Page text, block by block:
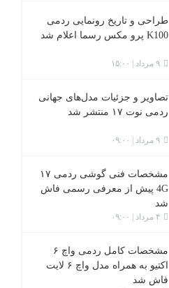
طراحی و تاریخ رونمایی ردمی
K100 پرو مکس رسما اعلام شد
۹ مرداد | ۱۵:۰۰
تصاویر و جزئیات مدل‌های جهانی
ردمی نوت ۱۷ منتشر شد
۹ مرداد | ۰۹:۰۰
مشخصات فنی گوشی ردمی ۱۷
4G پیش از معرفی رسمی فاش
شد
۴ مرداد | ۰۹:۰۰
مشخصات کامل ردمی واچ ۶
اکتیو به همراه مدل واچ ۶ لایت
فاش شد